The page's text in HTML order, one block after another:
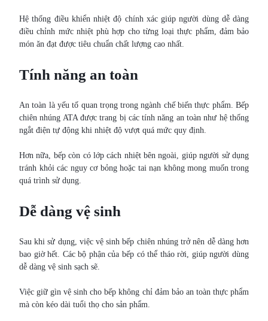
Hệ thống điều khiển nhiệt độ chính xác giúp người dùng dễ dàng
điều chỉnh mức nhiệt phù hợp cho từng loại thực phẩm, đảm bảo
món ăn đạt được tiêu chuẩn chất lượng cao nhất.
Tính năng an toàn
An toàn là yếu tố quan trọng trong ngành chế biến thực phẩm. Bếp
chiên nhúng ATA được trang bị các tính năng an toàn như hệ thống
ngắt điện tự động khi nhiệt độ vượt quá mức quy định.
Hơn nữa, bếp còn có lớp cách nhiệt bên ngoài, giúp người sử dụng
tránh khỏi các nguy cơ bỏng hoặc tai nạn không mong muốn trong
quá trình sử dụng.
Dễ dàng vệ sinh
Sau khi sử dụng, việc vệ sinh bếp chiên nhúng trở nên dễ dàng hơn
bao giờ hết. Các bộ phận của bếp có thể tháo rời, giúp người dùng
dễ dàng vệ sinh sạch sẽ.
Việc giữ gìn vệ sinh cho bếp không chỉ đảm bảo an toàn thực phẩm
mà còn kéo dài tuổi thọ cho sản phẩm.